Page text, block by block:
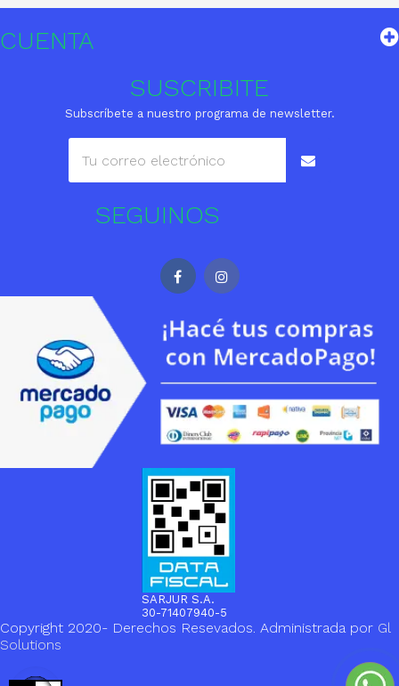
CUENTA
SUSCRIBITE
Subscríbete a nuestro programa de newsletter.
SEGUINOS
SARJUR S.A.
30-71407940-5
Copyright 2020- Derechos Resevados. Administrada por Gl
Solutions